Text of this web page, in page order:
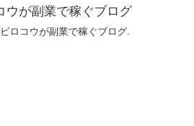
ウが副業で稼ぐブログ
ロコウが副業で稼ぐブログ.